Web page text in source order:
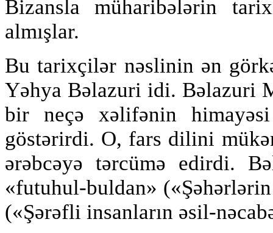
Bizansla müharibələrin
almışlar.
Bu tarixçilər nəslinin ən
Yəhya Bəlazuri idi. Bəlazuri
bir neçə xəlifənin
göstərirdi. O, fars dilini
ərəbcəyə tərcümə edirdi.
«futuhul-buldan»
(«Şərəfli insanların əsil-